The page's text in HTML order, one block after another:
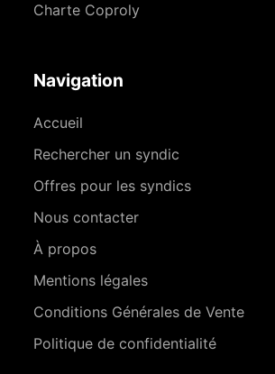
Charte Coproly
Navigation
Accueil
Rechercher un syndic
Offres pour les syndics
Nous contacter
À propos
Mentions légales
Conditions Générales de Vente
Politique de confidentialité